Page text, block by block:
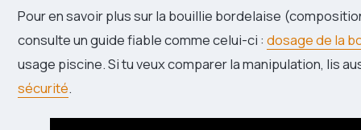
Pour en savoir plus sur la bouillie bordelaise
consulte un guide fiable comme celui-ci : dosage de la
usage piscine. Si tu veux comparer la manipulation, lis
sécurité.